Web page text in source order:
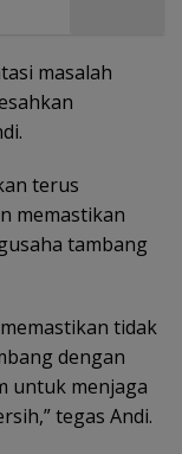
masalah
terus
memastikan
tambang
tidak
dengan
untuk menjaga
tegas Andi.